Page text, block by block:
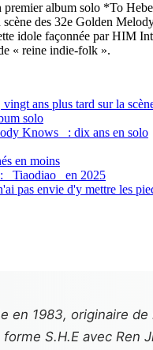
premier album solo *To
scène des 32e Golden
idole façonnée par HIM
« reine indie-folk ».
ans plus tard sur la
solo
Knows_ : dix ans en solo
en moins
_Tiaodiao_ en 2025
pas envie d'y mettre les
en 1983, originaire
S.H.E avec